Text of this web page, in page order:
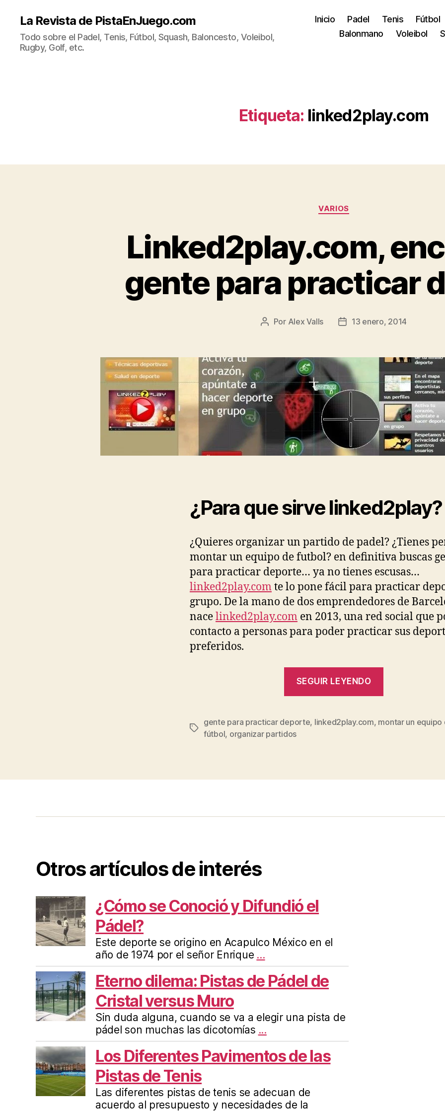
La Revista de PistaEnJuego.com
Todo sobre el Padel, Tenis, Fútbol, Squash, Baloncesto, Voleibol,
Rugby, Golf, etc.
Inicio Padel Tenis Fútbol
Balonmano
Voleibol
Etiqueta: linked2play.com
Categorías
VARIOS
Linked2play.com,
gente para practicar
Autor
entrada
Por Alex Valls
Fecha
entrada
13 enero, 2014
¿Para que sirve linked2play?
¿Quieres organizar un partido de padel? ¿Tienes
montar un equipo de futbol? en definitiva buscas
para practicar deporte… ya no tienes escusas…
linked2play.comte lo pone fácil para practicar
grupo. De la mano de dos emprendedores de
nacelinked2play.com en 2013, una red social que
contacto a personas para poder practicar sus
preferidos.
SEGUIR LEYENDO
para
Etiquetas
gente para practicar deporte, linked2play.com, montar un equipo
fútbol, organizar partidos
Otros artículos de interés
¿Cómo se Conoció y Difundió el
Pádel?
Este deporte se origino en Acapulco México en el
año de 1974 por el señor Enrique ...
Eterno dilema: Pistas de Pádel de
Cristal versus Muro
Sin duda alguna, cuando se va a elegir una pista de
pádel son muchas las dicotomías ...
Los Diferentes Pavimentos de las
Pistas de Tenis
Las diferentes pistas de tenis se adecuan de
acuerdo al presupuesto y necesidades de la